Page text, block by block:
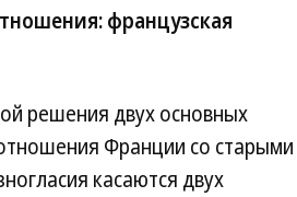
французская
решения двух основных
Франции со старыми
касаются двух